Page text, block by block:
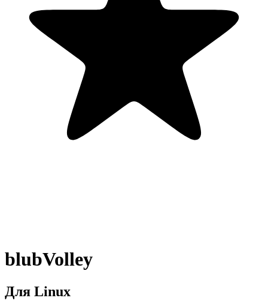
blubVolley
Для Linux